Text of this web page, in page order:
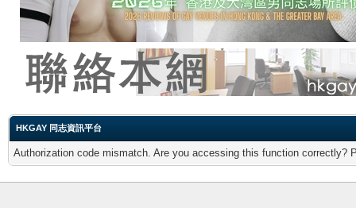
HKGAY 同志資訊平台
Authorization code mismatch. Are you accessing this function correctly?